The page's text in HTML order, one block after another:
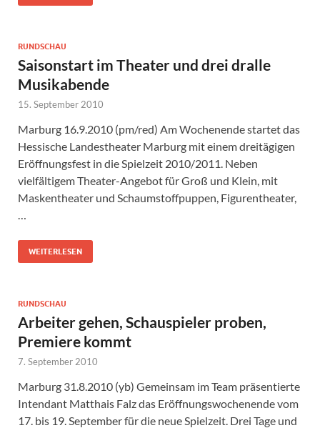
RUNDSCHAU
Saisonstart im Theater und drei dralle
Musikabende
15. September 2010
Marburg 16.9.2010 (pm/red) Am Wochenende startet das
Hessische Landestheater Marburg mit einem dreitägigen
Eröffnungsfest in die Spielzeit 2010/2011. Neben
vielfältigem Theater-Angebot für Groß und Klein, mit
Maskentheater und Schaumstoffpuppen, Figurentheater,
WEITERLESEN
RUNDSCHAU
Arbeiter gehen, Schauspieler proben,
Premiere kommt
7. September 2010
Marburg 31.8.2010 (yb) Gemeinsam im Team präsentierte
Intendant Matthais Falz das Eröffnungswochenende vom
17. bis 19. September für die neue Spielzeit. Drei Tage und